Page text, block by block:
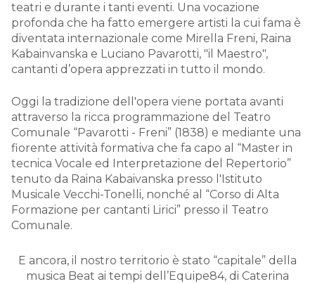
teatri e durante i tanti eventi. Una vocazione
profonda che ha fatto emergere artisti la cui fama è
diventata internazionale come Mirella Freni, Raina
Kabainvanska e Luciano Pavarotti, "il Maestro",
cantanti d’opera apprezzati in tutto il mondo.
Oggi la tradizione dell'opera viene portata avanti
attraverso la ricca programmazione del Teatro
Comunale “Pavarotti - Freni” (1838) e mediante una
fiorente attività formativa che fa capo al “Master in
tecnica Vocale ed Interpretazione del Repertorio”
tenuto da Raina Kabaivanska presso l'Istituto
Musicale Vecchi-Tonelli, nonché al “Corso di Alta
Formazione per cantanti Lirici” presso il Teatro
Comunale.
E ancora, il nostro territorio è stato “capitale” della
musica Beat ai tempi dell’Equipe84, di Caterina